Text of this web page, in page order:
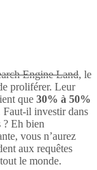
Engine Land, le
proliférer. Leur
que 30% à 50%
Faut-il investir dans
Eh bien
vous n’aurez
aux requêtes
le monde.